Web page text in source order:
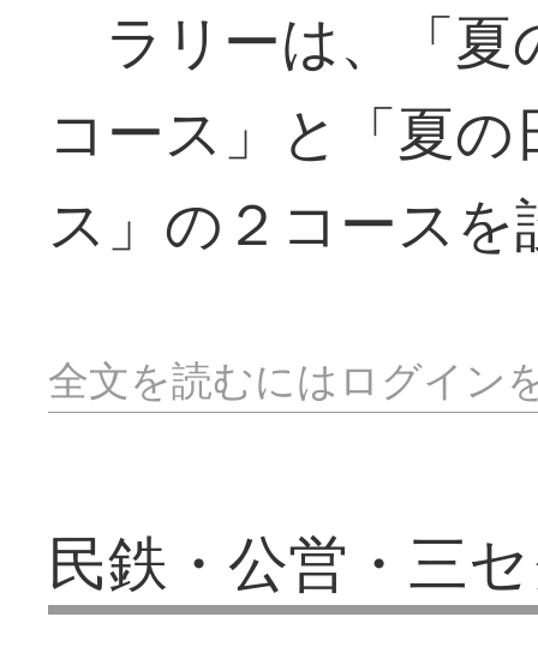
ラリーは、「夏
コース」と「夏
ス」の２コースを
全文を読むにはログイン
民鉄・公営・三